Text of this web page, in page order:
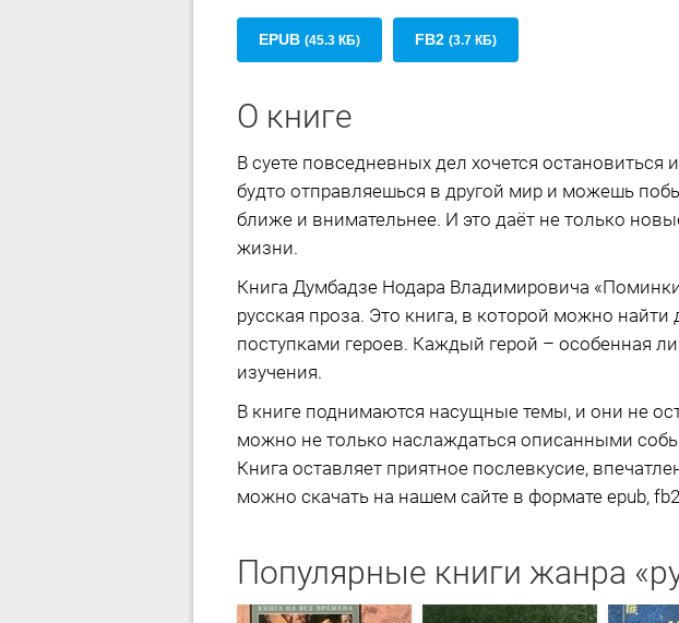
EPUB (45.3 КБ) FB2 (3.7 КБ)
О книге
В суете повседневных дел хочется
будто отправляешься в другой мир и можешь
ближе и внимательнее. И это даёт не только
жизни.
Книга Думбадзе Нодара Владимировича
русская проза. Это книга, в которой можно
поступками героев. Каждый герой – особенная
изучения.
В книге поднимаются насущные темы, и они не
можно не только наслаждаться описанными
Книга оставляет приятное послевкусие,
можно скачать на нашем сайте в формате epub,
Популярные книги жанра